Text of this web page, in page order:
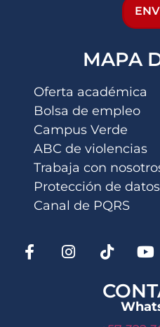
MAPA
Oferta académica
Bolsa de empleo
Campus Verde
ABC de violencias
Trabaja con
Protección de datos
Canal de PQRS